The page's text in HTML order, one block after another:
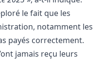
le fait que les
notamment les
payés correctement.
jamais reçu leurs